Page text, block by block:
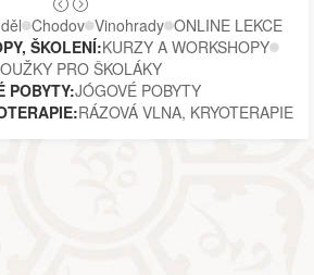
Chodov Vinohrady ONLINE LEKCE
ŠKOLENÍ:KURZY A WORKSHOPY
PRO ŠKOLÁKY
POBYTY:JÓGOVÉ POBYTY
RÁZOVÁ VLNA, KRYOTERAPIE